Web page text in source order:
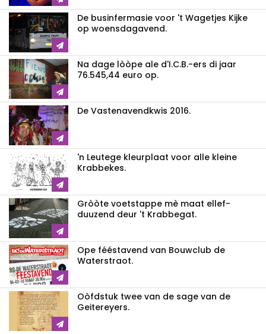
De businfermasie voor 't Wagetjes Kijke
op woensdagavend.
Na dage lòòpe ale d'I.C.B.-ers di jaar
76.545,44 euro op.
De Vastenavendkwis 2016.
'n Leutege kleurplaat voor alle kleine
Krabbekes.
Gròòte voetstappe mè maat ellef-
duuzend deur 't Krabbegat.
Ope fééstavend van Bouwclub de
Waterstraot.
Oòfdstuk twee van de sage van de
Geitereyers.